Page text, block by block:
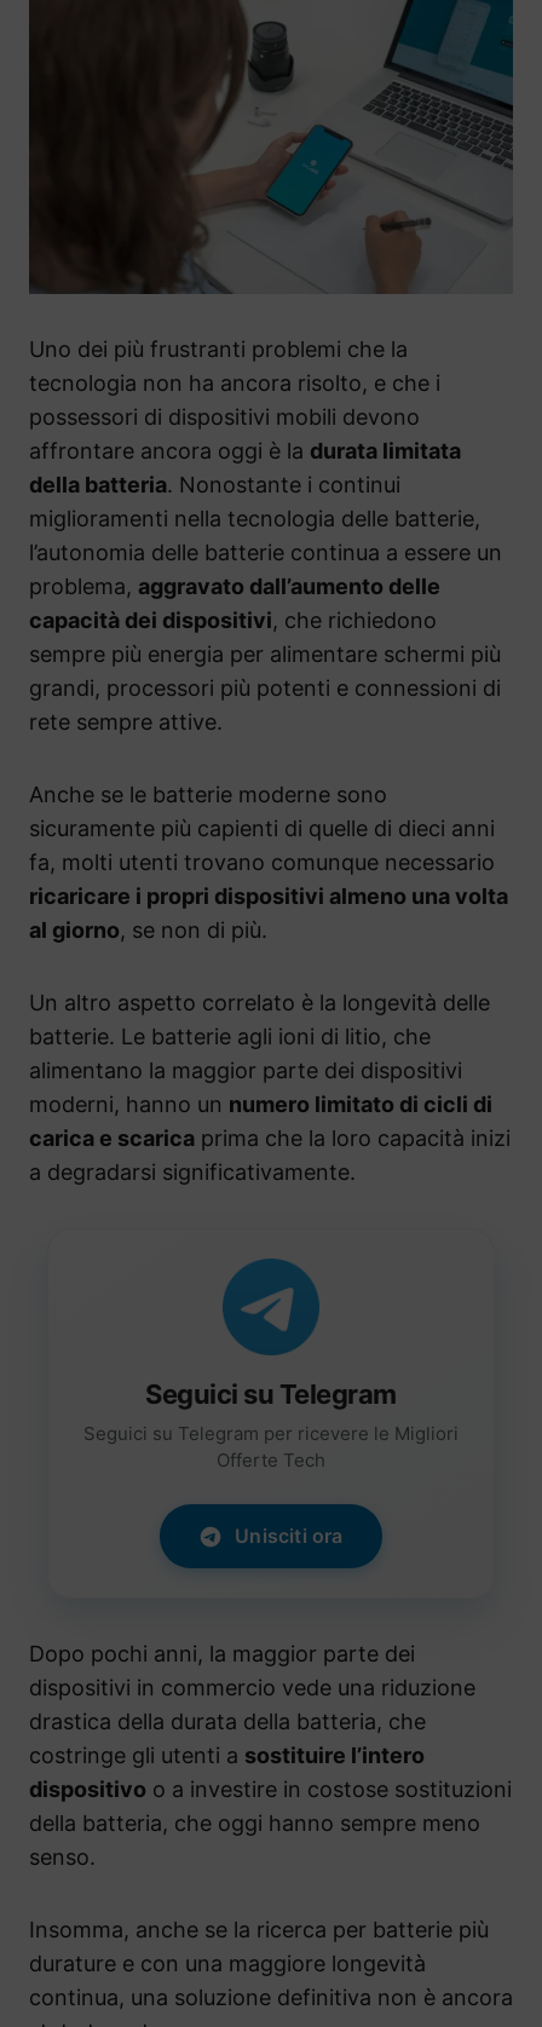
Uno dei più frustranti problemi che la
tecnologia non ha ancora risolto, e che i
possessori di dispositivi mobili devono
affrontare ancora oggi è la durata limitata
della batteria. Nonostante i continui
miglioramenti nella tecnologia delle batterie,
l’autonomia delle batterie continua a essere un
problema, aggravato dall’aumento delle
capacità dei dispositivi, che richiedono
sempre più energia per alimentare schermi più
grandi, processori più potenti e connessioni di
rete sempre attive.
Anche se le batterie moderne sono
sicuramente più capienti di quelle di dieci anni
fa, molti utenti trovano comunque necessario
ricaricare i propri dispositivi almeno una volta
al giorno, se non di più.
Un altro aspetto correlato è la longevità delle
batterie. Le batterie agli ioni di litio, che
alimentano la maggior parte dei dispositivi
moderni, hanno un numero limitato di cicli di
carica e scarica prima che la loro capacità inizi
a degradarsi significativamente.
Seguici su Telegram
Seguici su Telegram per ricevere le Migliori
Offerte Tech
Unisciti ora
Dopo pochi anni, la maggior parte dei
dispositivi in commercio vede una riduzione
drastica della durata della batteria, che
costringe gli utenti a sostituire l’intero
dispositivo o a investire in costose sostituzioni
della batteria, che oggi hanno sempre meno
senso.
Insomma, anche se la ricerca per batterie più
durature e con una maggiore longevità
continua, una soluzione definitiva non è ancora